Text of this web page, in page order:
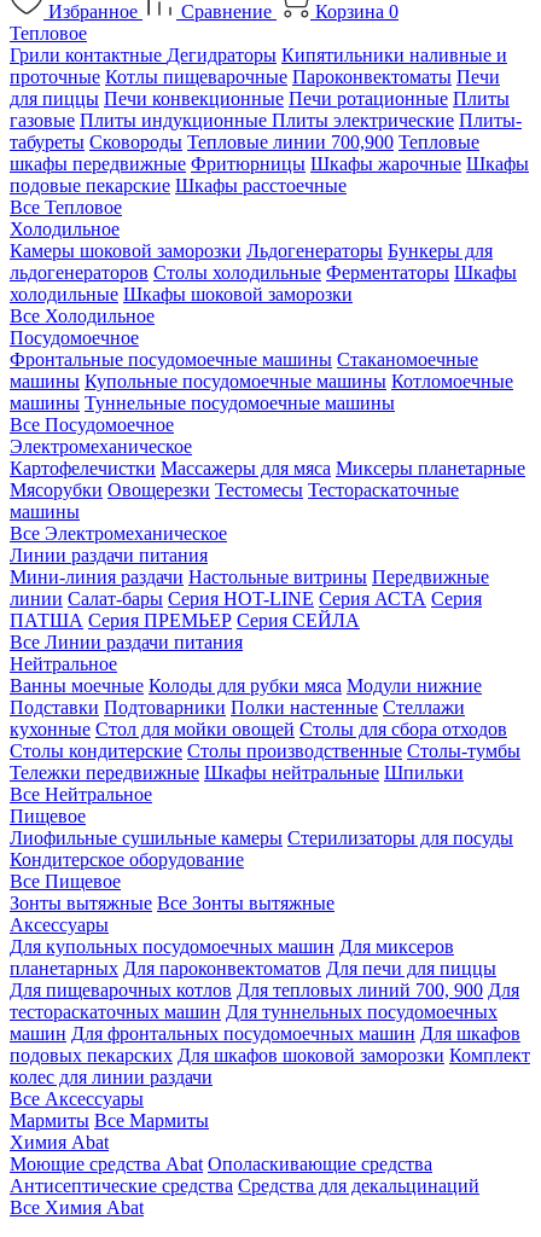
Избранное Сравнение Корзина 0
Тепловое
Грили контактные Дегидраторы Кипятильники наливные и
проточные Котлы пищеварочные Пароконвектоматы Печи
для пиццы Печи конвекционные Печи ротационные Плиты
газовые Плиты индукционные Плиты электрические Плиты-
табуреты Сковороды Тепловые линии 700,900 Тепловые
шкафы передвижные Фритюрницы Шкафы жарочные Шкафы
подовые пекарские Шкафы расстоечные
Все Тепловое
Холодильное
Камеры шоковой заморозки Льдогенераторы Бункеры для
льдогенераторов Столы холодильные Ферментаторы Шкафы
холодильные Шкафы шоковой заморозки
Все Холодильное
Посудомоечное
Фронтальные посудомоечные машины Стаканомоечные
машины Купольные посудомоечные машины Котломоечные
машины Туннельные посудомоечные машины
Все Посудомоечное
Электромеханическое
Картофелечистки Массажеры для мяса Миксеры планетарные
Мясорубки Овощерезки Тестомесы Тестораскаточные
машины
Все Электромеханическое
Линии раздачи питания
Мини-линия раздачи Настольные витрины Передвижные
линии Салат-бары Серия HOT-LINE Серия АСТА Серия
ПАТША Серия ПРЕМЬЕР Серия СЕЙЛА
Все Линии раздачи питания
Нейтральное
Ванны моечные Колоды для рубки мяса Модули нижние
Подставки Подтоварники Полки настенные Стеллажи
кухонные Стол для мойки овощей Столы для сбора отходов
Столы кондитерские Столы производственные Столы-тумбы
Тележки передвижные Шкафы нейтральные Шпильки
Все Нейтральное
Пищевое
Лиофильные сушильные камеры Стерилизаторы для посуды
Кондитерское оборудование
Все Пищевое
Зонты вытяжные Все Зонты вытяжные
Аксессуары
Для купольных посудомоечных машин Для миксеров
планетарных Для пароконвектоматов Для печи для пиццы
Для пищеварочных котлов Для тепловых линий 700, 900 Для
тестораскаточных машин Для туннельных посудомоечных
машин Для фронтальных посудомоечных машин Для шкафов
подовых пекарских Для шкафов шоковой заморозки Комплект
колес для линии раздачи
Все Аксессуары
Мармиты Все Мармиты
Химия Abat
Моющие средства Abat Ополаскивающие средства
Антисептические средства Средства для декальцинаций
Все Химия Abat